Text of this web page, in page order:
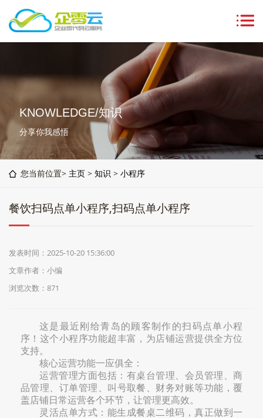
KNOWLEDGE/知识
分享你我感悟
您当前位置> 主页 > 知识 > 小程序
餐饮扫码点单小程序,扫码点单小程序
发表时间：2025-10-20 15:36:00
文章作者：小编
浏览次数： 871
这是最近刚给青岛的顾客制作的扫码点单小程
序！这个小程序功能超丰富，为店铺运营提供全方位
支持。
核心运营功能一应俱全：
运营管理方面包括：有桌台管理、会员管理、商
品管理、订单管理、叫号取餐、财务对账等功能，覆
盖店铺日常运营各个环节，让管理更高效。
灵活点单方式：能生成餐桌二维码，真正做到一